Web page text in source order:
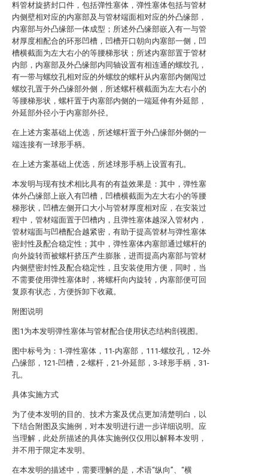
料管材旋挤封口件，包括弹性塞体，弹性塞体包括与管材
内侧壁相对应的内塞部及与管材端面相对应的外凸缘部，
内塞部与外凸缘部一体成型；所述外凸缘部嵌入有一与管
材厚度相配合的环形凹槽，凹槽开口朝向内塞部一侧，凹
槽横截面为左大右小的等腰梯形状；所述内塞部置于管材
内部，内塞部及外凸缘部内同轴设置有相连通的螺纹孔，
有一带与螺纹孔相对应的外螺纹的螺杆从内塞部内侧闯过
螺纹孔置于外凸缘部外侧，所述螺杆横截面为左大右小的
等腰梯形状，螺杆置于内塞部内侧的一端延伸有外延部，
外延部外径小于内塞部外径。
在上述方案基础上优选，所述螺杆置于外凸缘部外侧的一
端连接有一球形手柄。
在上述方案基础上优选，所述球形手柄上设置有孔。
本发明与现有技术相比具有的有益效果是：其中，弹性塞
体外凸缘部上嵌入有凹槽，凹槽横截面为左大右小的等腰
梯形状，凹槽左侧开口大小与管材厚度相对应，在安装过
程中，管材端面置于凹槽内，且弹性塞体越深入管材内，
管材端面与凹槽配合越紧密，有助于提高管材与弹性塞体
密封性及配合稳定性；其中，弹性塞体内塞部通过螺杆的
向外旋转而被螺杆挤压产生膨胀，进而提高内塞部与管材
内侧壁密封性及配合稳定性，且安装使用方便，同时，当
不需要使用弹性塞体时，将螺杆向内旋转，内塞部便可回
复原有状态，方便拆卸下收藏。
附图说明
图1为本发明弹性塞体与管材配合使用状态结构剖视图。
图中标号为：1-弹性塞体，11-内塞部，111-螺纹孔，12-外
凸缘部，121-凹槽，2-螺杆，21-外延部，3-球形手柄，31-
孔。
具体实施方式
为了使本发明的目的、技术方案及优点更加清楚明白，以
下结合附图及实施例，对本发明进行进一步详细说明。应
当理解，此处所描述的具体实施例仅仅用以解释本发明，
并不用于限定本发明。
在本发明的描述中，需要理解的是，术语“纵向”、“横